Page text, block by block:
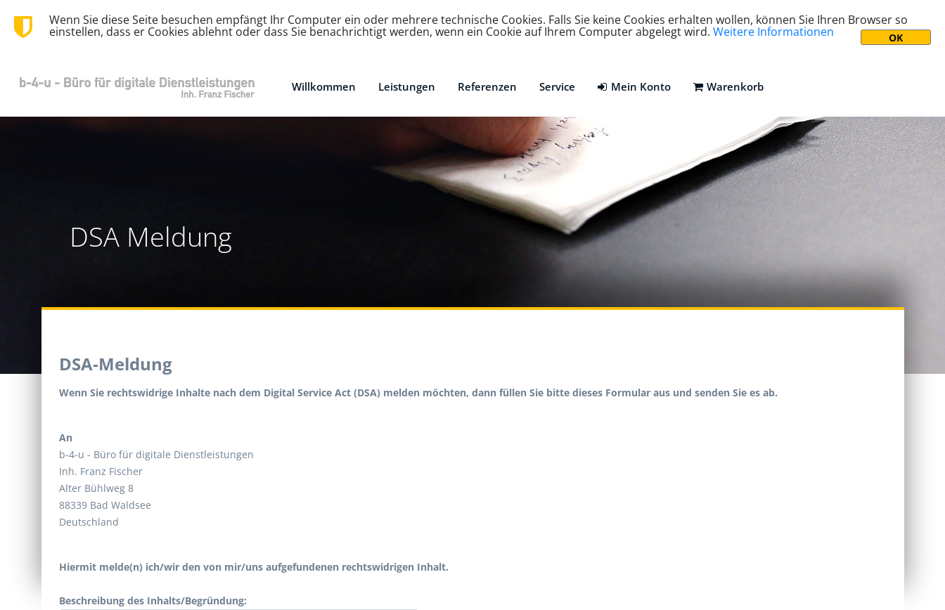
Wenn Sie diese Seite besuchen empfängt Ihr Computer ein oder mehrere technische Cookies. Falls Sie keine Cookies erhalten wollen, können Sie Ihren Browser so
einstellen, dass er Cookies ablehnt oder dass Sie benachrichtigt werden, wenn ein Cookie auf Ihrem Computer abgelegt wird. Weitere Informationen
Willkommen Leistungen Referenzen Service Mein Konto Warenkorb
DSA Meldung
DSA-Meldung
Wenn Sie rechtswidrige Inhalte nach dem Digital Service Act (DSA) melden möchten, dann füllen Sie bitte dieses Formular aus und senden Sie es ab.
An
b-4-u - Büro für digitale Dienstleistungen
Inh. Franz Fischer
Alter Bühlweg 8
88339 Bad Waldsee
Deutschland
Hiermit melde(n) ich/wir den von mir/uns aufgefundenen rechtswidrigen Inhalt.
Beschreibung des Inhalts/Begründung: